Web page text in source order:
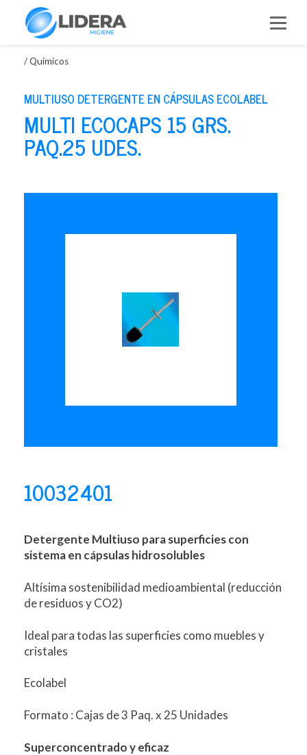
/Químicos
MULTIUSO DETERGENTE EN CÁPSULAS ECOLABEL
MULTI ECOCAPS 15 GRS.
PAQ.25 UDES.
10032401
Detergente Multiuso para superficies con
sistema en cápsulas hidrosolubles
Altísima sostenibilidad medioambiental (reducción
de residuos y CO2)
Ideal para todas las superficies como muebles y
cristales
Ecolabel
Formato : Cajas de 3 Paq. x 25 Unidades
Superconcentrado y eficaz